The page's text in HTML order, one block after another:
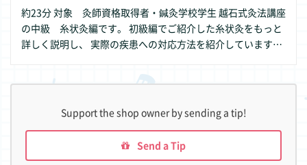
約23分 対象 灸師資格取得者・鍼灸学校学生 越石式灸法講座
の中級 糸状灸編です。 初級編でご紹介した糸状灸をもっと
詳しく説明し、 実際の疾患への対応方法を紹介しています。
Support the shop owner by sending a tip!
Send a Tip